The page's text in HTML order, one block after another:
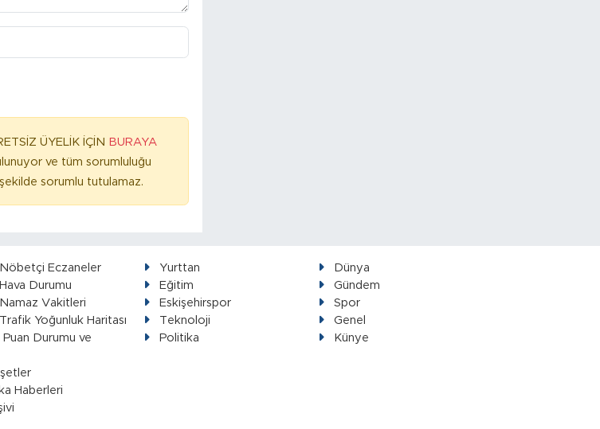
ÜYELİK İÇİN BURAYA
ve tüm sorumluluğu
sorumlu tutulamaz.
Nöbetçi Eczaneler
Durumu
Vakitleri
Yoğunluk Haritası
Durumu ve
Haberleri
Yurttan
Dünya
Eğitim
Gündem
Eskişehirspor
Spor
Teknoloji
Genel
Politika
Künye